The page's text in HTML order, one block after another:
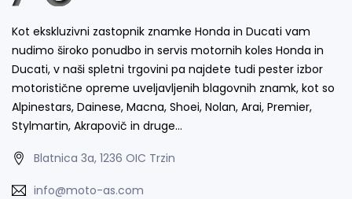
Kot ekskluzivni zastopnik znamke Honda in Ducati vam
nudimo široko ponudbo in servis motornih koles Honda in
Ducati, v naši spletni trgovini pa najdete tudi pester izbor
motoristične opreme uveljavljenih blagovnih znamk, kot so
Alpinestars, Dainese, Macna, Shoei, Nolan, Arai, Premier,
Stylmartin, Akrapovič in druge…
Blatnica 3a, 1236 OIC Trzin
info@moto-as.com